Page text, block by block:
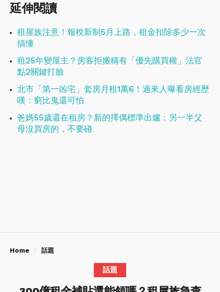
延伸閱讀
租屋族注意！報稅新制5月上路，租金扣除多少一次
搞懂
租25年變屋主？房客拒搬稱有「優先購買權」法官
點2關鍵打臉
北市「第一凶宅」套房月租1萬6！過來人曝看房經歷
嘆：窮比鬼還可怕
爸媽55歲還在租房？新的擇偶標準出爐：另一半父
母沒買房的，不要碰
Home 話題
話題